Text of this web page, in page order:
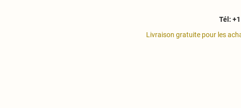
Tél:
Livraison gratuite pour les